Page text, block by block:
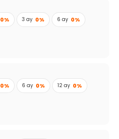
0% 3 ay 0% 6 ay 0%
0% 6 ay 0% 12 ay 0%